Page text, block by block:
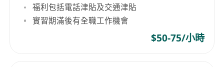
福利包括電話津貼及交通津貼
實習期滿後有全職工作機會
$50-75/小時